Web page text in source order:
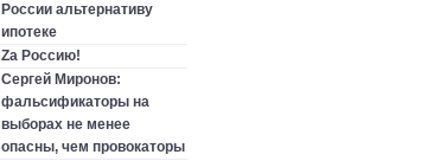
России альтернативу
ипотеке
Zа Россию!
Сергей Миронов:
фальсификаторы на
выборах не менее
опасны, чем провокаторы